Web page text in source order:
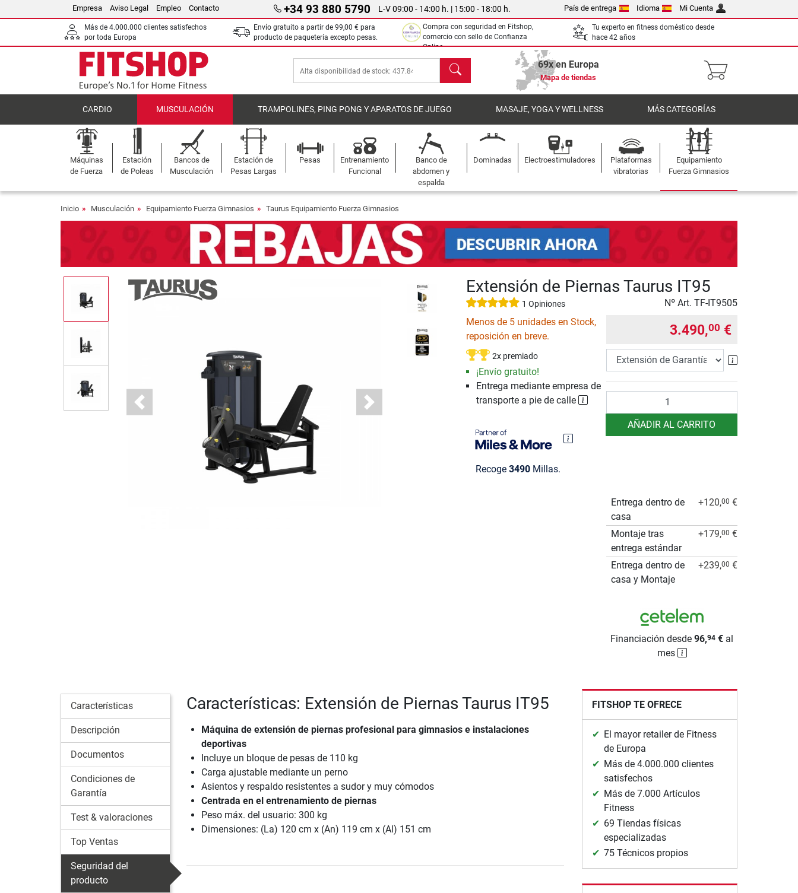
Empresa Aviso Legal Empleo Contacto +34 93 880 5790 L-V 09:00 - 14:00 h. | 15:00 - 18:00 h. País de entrega Idioma Mi Cuenta
Más de 4.000.000 clientes satisfechos
por toda Europa
Envío gratuito a partir de 99,00 € para
producto de paquetería excepto pesas.
Compra con seguridad en Fitshop,
comercio con sello de Confianza
Online.
Tu experto en fitness doméstico desde
hace 42 años
Buscar 69x en Europa
Mapa de tiendas
CARDIO MUSCULACIÓN TRAMPOLINES, PING PONG Y APARATOS DE JUEGO MASAJE, YOGA Y WELLNESS MÁS CATEGORÍAS
Máquinas
de Fuerza
Estación
de Poleas
Bancos de
Musculación
Estación de
Pesas Largas
Pesas
Entrenamiento
Funcional
Banco de
abdomen y
espalda
Dominadas Electroestimuladores
Plataformas
vibratorias
Equipamiento
Fuerza Gimnasios
Inicio Musculación Equipamiento Fuerza Gimnasios Taurus Equipamiento Fuerza Gimnasios
Previous Next
Extensión de Piernas Taurus IT95
1 Opiniones Nº Art. TF-IT9505
Menos de 5 unidades en Stock,
reposición en breve.
2x premiado
¡Envío gratuito!
Entrega mediante empresa de
transporte a pie de calle
Recoge 3490Millas.
3.490,00 €
Extensión de
AÑADIR AL CARRITO
Entrega dentro de
casa
+120,00 €
Montaje tras
entrega estándar
+179,00 €
Entrega dentro de
casa y Montaje
+239,00 €
Financiación desde96,94 € al
mes
Características
Descripción
Documentos
Condiciones de
Garantía
Test & valoraciones
Top Ventas
Seguridad del
producto
Características: Extensión de Piernas Taurus IT95
Máquina de extensión de piernas profesional para gimnasios e instalaciones
deportivas
Incluye un bloque de pesas de 110 kg
Carga ajustable mediante un perno
Asientos y respaldo resistentes a sudor y muy cómodos
Centrada en el entrenamiento de piernas
Peso máx. del usuario: 300 kg
Dimensiones: (La) 120 cm x (An) 119 cm x (Al) 151 cm
FITSHOP TE OFRECE
El mayor retailer de Fitness
de Europa
Más de 4.000.000 clientes
satisfechos
Más de 7.000 Artículos
Fitness
69 Tiendas físicas
especializadas
75 Técnicos propios